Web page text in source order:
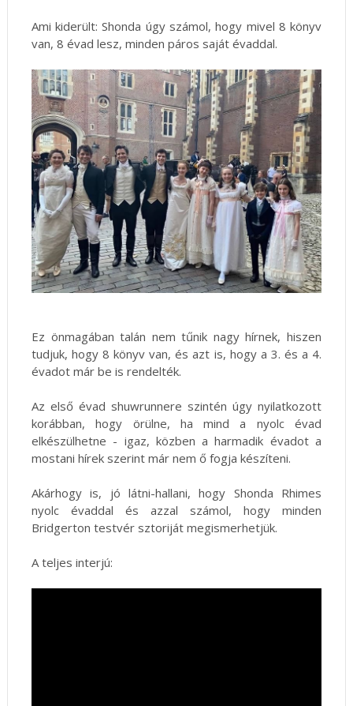
Ami kiderült: Shonda úgy számol, hogy mivel 8 könyv
van, 8 évad lesz, minden páros saját évaddal.
Ez önmagában talán nem tűnik nagy hírnek, hiszen
tudjuk, hogy 8 könyv van, és azt is, hogy a 3. és a 4.
évadot már be is rendelték.
Az első évad shuwrunnere szintén úgy nyilatkozott
korábban, hogy örülne, ha mind a nyolc évad
elkészülhetne - igaz, közben a harmadik évadot a
mostani hírek szerint már nem ő fogja készíteni.
Akárhogy is, jó látni-hallani, hogy Shonda Rhimes
nyolc évaddal és azzal számol, hogy minden
Bridgerton testvér sztoriját megismerhetjük.
A teljes interjú: